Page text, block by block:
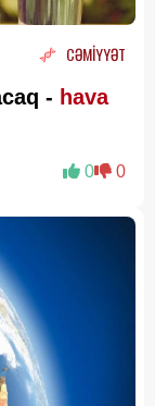
CƏMİYYƏT
- hava
0 0